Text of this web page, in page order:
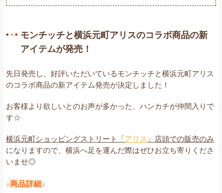
モンチッチと横浜元町アリスのコラボ商品の新
アイテムが発売！
先日発売し、好評いただいているモンチッチと横浜元町アリス
のコラボ商品の新アイテム発売が決定しました！
お客様より欲しいとのお声が多かった、ハンカチが仲間入りで
す☆
横浜元町ショッピングストリート「 アリス 」店頭での販売のみ
になりますので、横浜へ足を運んだ際はぜひお立ち寄りくださ
いませ◎
↓商品詳細↓